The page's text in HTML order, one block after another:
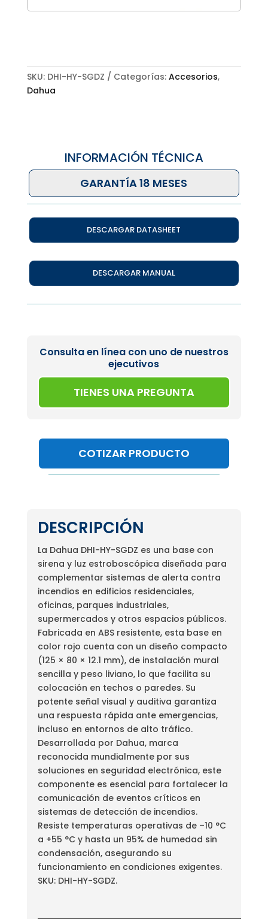
SKU: DHI-HY-SGDZ Categorías: Accesorios,
Dahua
INFORMACIÓN TÉCNICA
GARANTÍA 18 MESES
DESCARGAR DATASHEET
DESCARGAR MANUAL
Consulta en línea con uno de nuestros
ejecutivos
TIENES UNA PREGUNTA
COTIZAR PRODUCTO
DESCRIPCIÓN
La Dahua DHI-HY-SGDZ es una base con
sirena y luz estroboscópica diseñada para
complementar sistemas de alerta contra
incendios en edificios residenciales,
oficinas, parques industriales,
supermercados y otros espacios públicos.
Fabricada en ABS resistente, esta base en
color rojo cuenta con un diseño compacto
(125 × 80 × 12.1 mm), de instalación mural
sencilla y peso liviano, lo que facilita su
colocación en techos o paredes. Su
potente señal visual y auditiva garantiza
una respuesta rápida ante emergencias,
incluso en entornos de alto tráfico.
Desarrollada por Dahua, marca
reconocida mundialmente por sus
soluciones en seguridad electrónica, este
componente es esencial para fortalecer la
comunicación de eventos críticos en
sistemas de detección de incendios.
Resiste temperaturas operativas de –10 °C
a +55 °C y hasta un 95% de humedad sin
condensación, asegurando su
funcionamiento en condiciones exigentes.
SKU: DHI-HY-SGDZ.